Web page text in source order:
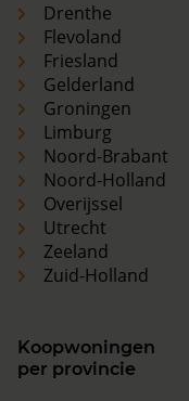
Drenthe
Flevoland
Friesland
Gelderland
Groningen
Limburg
Noord-Brabant
Noord-Holland
Overijssel
Utrecht
Zeeland
Zuid-Holland
Koopwoningen
per provincie